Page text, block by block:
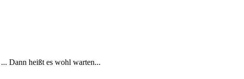
... Dann heißt es wohl warten...